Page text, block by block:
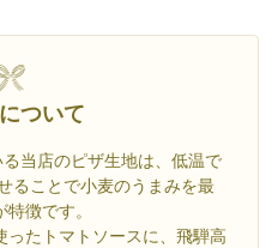
ついて
当店のピザ生地は、低温で
ることで小麦のうまみを最
徴です。
たトマトソースに、飛騨高